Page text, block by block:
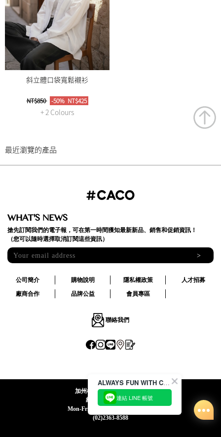
斜立體口袋寬鬆襯衫
NT$850 -50% NT$425
+ 2 Colours
最近瀏覽的產品
WHAT'S NEWS
搶先訂閱我們的電子報，可在第一時間獲知最新新品、銷售和促銷資訊！
（您可以隨時選擇取消訂閱這些資訊）
>
公司簡介 購物說明 隱私權政策
人才招募
廠商合作
品牌公益 會員專區
聯絡我們
加州椰子國際股份有限公司
統一編號:24492069
Mon-Fri 09:00-12:30 / 13:30-18:00
(02)2363-8588
ALWAYS FUN WITH CACO !
連結 LINE 帳號